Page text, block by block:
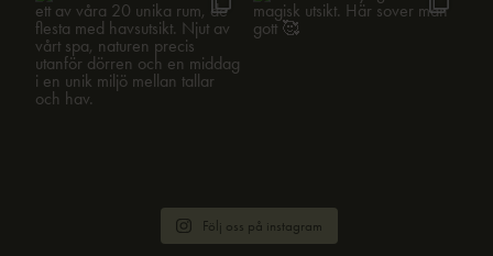
Följ oss på instagram